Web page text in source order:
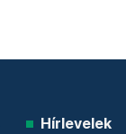
Hírlevelek